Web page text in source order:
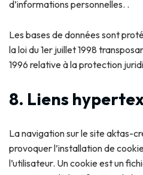
d’informations personnelles. .
Les bases de données sont
la loi du 1er juillet 1998
1996 relative à la protection
8. Liens
La navigation sur le site aktas-
provoquer l’installation de
l’utilisateur. Un cookie est un